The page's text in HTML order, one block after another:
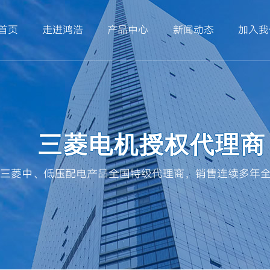
页 走进鸿浩 产品中心 新闻动态 加入
三菱电机授权代理商
三菱中、低压配电产品全国特级代理商，销售连续多年